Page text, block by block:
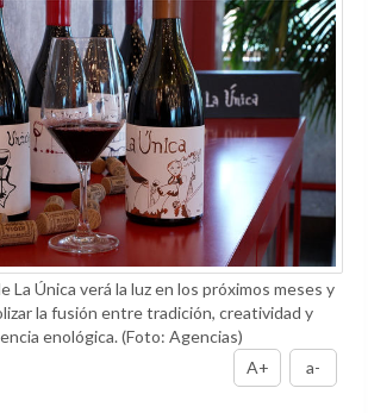
La Única verá la luz en los próximos meses y
la fusión entre tradición, creatividad y
enológica.(Foto: Agencias)
A+
a-